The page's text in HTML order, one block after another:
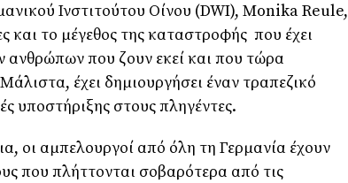
Ινστιτούτου Οίνου (DWI), Monika Reule,
και το μέγεθος της καταστροφής που έχει
ανθρώπων που ζουν εκεί και που τώρα
έχει δημιουργήσει έναν τραπεζικό
υποστήριξης στους πληγέντες.
οι αμπελουργοί από όλη τη Γερμανία έχουν
που πλήττονται σοβαρότερα από τις